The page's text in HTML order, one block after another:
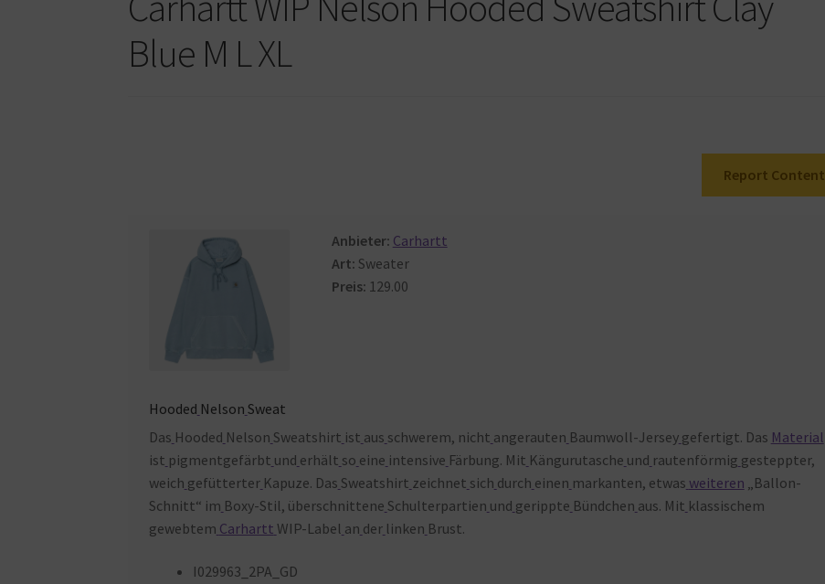
Blue M L XL
Report Content
Anbieter: Carhartt
Art: Sweater
Preis: 129.00
Hooded Nelson Sweat
Das Hooded Nelson Sweatshirt ist aus schwerem, nicht angerauten Baumwoll-Jersey gefertigt. Das Material
ist pigmentgefärbt und erhält so eine intensive Färbung. Mit Kängurutasche und rautenförmig gesteppter,
weich gefütterter Kapuze. Das Sweatshirt zeichnet sich durch einen markanten, etwas weiteren „Ballon-
Schnitt“ im Boxy-Stil, überschnittene Schulterpartien und gerippte Bündchen aus. Mit klassischem
gewebtem Carhartt WIP-Label an der linken Brust.
I029963_2PA_GD